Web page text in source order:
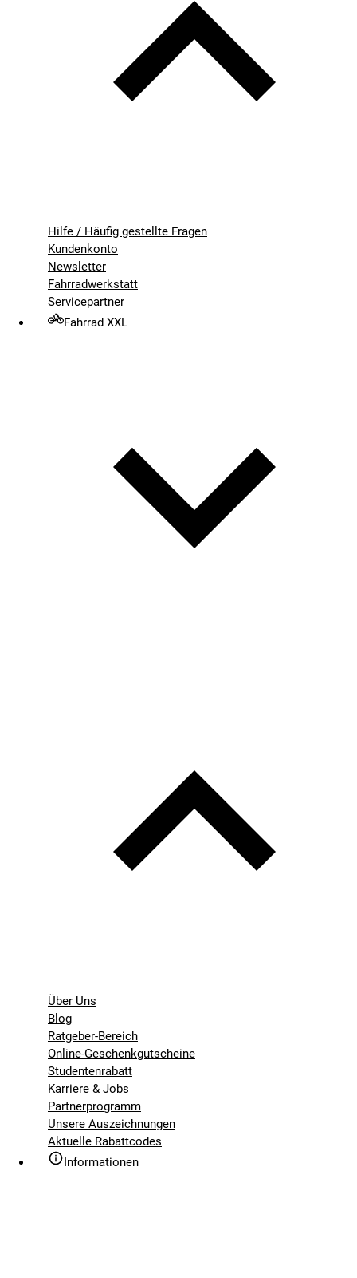
Hilfe / Häufig gestellte Fragen
Kundenkonto
Newsletter
Fahrradwerkstatt
Servicepartner
Fahrrad XXL
Über Uns
Blog
Ratgeber-Bereich
Online-Geschenkgutscheine
Studentenrabatt
Karriere & Jobs
Partnerprogramm
Unsere Auszeichnungen
Aktuelle Rabattcodes
Informationen